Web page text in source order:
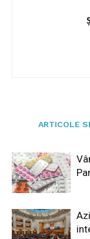
ARTICOLE